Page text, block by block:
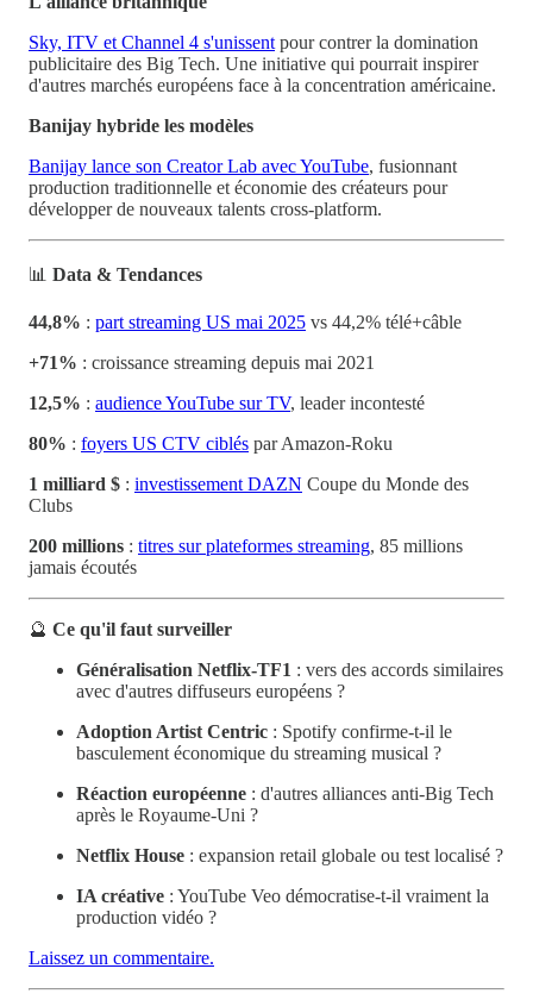
Sky, ITV et Channel 4 s'unissent pour contrer la domination
publicitaire des Big Tech. Une initiative qui pourrait inspirer
d'autres marchés européens face à la concentration américaine.
Banijay hybride les modèles
Banijay lance son Creator Lab avec YouTube, fusionnant
production traditionnelle et économie des créateurs pour
développer de nouveaux talents cross-platform.
📊 Data & Tendances
44,8% : part streaming US mai 2025 vs 44,2% télé+câble
+71% : croissance streaming depuis mai 2021
12,5% : audience YouTube sur TV, leader incontesté
80% : foyers US CTV ciblés par Amazon-Roku
1 milliard $ : investissement DAZN Coupe du Monde des
Clubs
200 millions : titres sur plateformes streaming, 85 millions
jamais écoutés
🔮 Ce qu'il faut surveiller
Généralisation Netflix-TF1 : vers des accords similaires
avec d'autres diffuseurs européens ?
Adoption Artist Centric : Spotify confirme-t-il le
basculement économique du streaming musical ?
Réaction européenne : d'autres alliances anti-Big Tech
après le Royaume-Uni ?
Netflix House : expansion retail globale ou test localisé ?
IA créative : YouTube Veo démocratise-t-il vraiment la
production vidéo ?
Laissez un commentaire.